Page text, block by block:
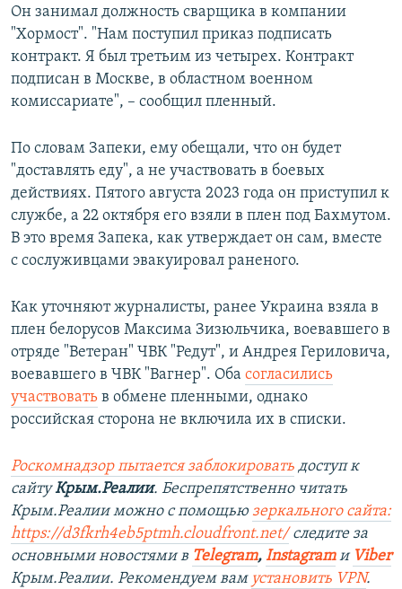
Он занимал должность сварщика в компании
"Хормост". "Нам поступил приказ подписать
контракт. Я был третьим из четырех. Контракт
подписан в Москве, в областном военном
комиссариате", – сообщил пленный.
По словам Запеки, ему обещали, что он будет
"доставлять еду", а не участвовать в боевых
действиях. Пятого августа 2023 года он приступил к
службе, а 22 октября его взяли в плен под Бахмутом.
В это время Запека, как утверждает он сам, вместе
с сослуживцами эвакуировал раненого.
Как уточняют журналисты, ранее Украина взяла в
плен белорусов Максима Зизюльчика, воевавшего в
отряде "Ветеран" ЧВК "Редут", и Андрея Гериловича,
воевавшего в ЧВК "Вагнер". Оба согласились
участвовать в обмене пленными, однако
российская сторона не включила их в списки.
Роскомнадзор пытается заблокировать доступ к
сайтуКрым.Реалии. Беспрепятственно читать
Крым.Реалии можно с помощью зеркального сайта:
https://d3fkrh4eb5ptmh.cloudfront.net/следите за
основными новостями в Telegram, Instagramи Viber
Крым.Реалии. Рекомендуем вам установить VPN.